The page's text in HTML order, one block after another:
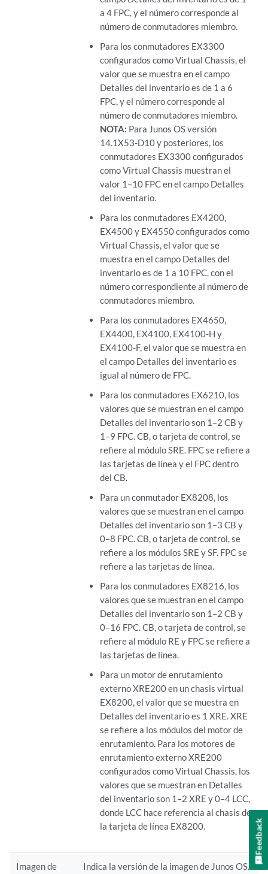
a 4 FPC, y el número corresponde al
número de conmutadores miembro.
Para los conmutadores EX3300
configurados como Virtual Chassis, el
valor que se muestra en el campo
Detalles del inventario es de 1 a 6
FPC, y el número corresponde al
número de conmutadores miembro.
NOTA: Para Junos OS versión
14.1X53-D10 y posteriores, los
conmutadores EX3300 configurados
como Virtual Chassis muestran el
valor 1–10 FPC en el campo Detalles
del inventario.
Para los conmutadores EX4200,
EX4500 y EX4550 configurados como
Virtual Chassis, el valor que se
muestra en el campo Detalles del
inventario es de 1 a 10 FPC, con el
número correspondiente al número de
conmutadores miembro.
Para los conmutadores EX4650,
EX4400, EX4100, EX4100-H y
EX4100-F, el valor que se muestra en
el campo Detalles del inventario es
igual al número de FPC.
Para los conmutadores EX6210, los
valores que se muestran en el campo
Detalles del inventario son 1–2 CB y
1–9 FPC. CB, o tarjeta de control, se
refiere al módulo SRE. FPC se refiere a
las tarjetas de línea y el FPC dentro
del CB.
Para un conmutador EX8208, los
valores que se muestran en el campo
Detalles del inventario son 1–3 CB y
0–8 FPC. CB, o tarjeta de control, se
refiere a los módulos SRE y SF. FPC se
refiere a las tarjetas de línea.
Para los conmutadores EX8216, los
valores que se muestran en el campo
Detalles del inventario son 1–2 CB y
0–16 FPC. CB, o tarjeta de control, se
refiere al módulo RE y FPC se refiere a
las tarjetas de línea.
Para un motor de enrutamiento
externo XRE200 en un chasis virtual
EX8200, el valor que se muestra en
Detalles del inventario es 1 XRE. XRE
se refiere a los módulos del motor de
enrutamiento. Para los motores de
enrutamiento externo XRE200
configurados como Virtual Chassis, los
valores que se muestran en Detalles
del inventario son 1–2 XRE y 0–4 LCC,
donde LCC hace referencia al chasis de
la tarjeta de línea EX8200.
Imagen de
Indica la versión de la imagen de Junos OS.
Feedback